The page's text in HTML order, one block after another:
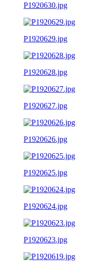
P1920630.jpg
P1920629.jpg
P1920628.jpg
P1920627.jpg
P1920626.jpg
P1920625.jpg
P1920624.jpg
P1920623.jpg